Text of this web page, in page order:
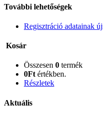
További lehetőségek
Regisztráció adatainak
Kosár
Összesen 0 termék
0Ftértékben.
Részletek
Aktuális